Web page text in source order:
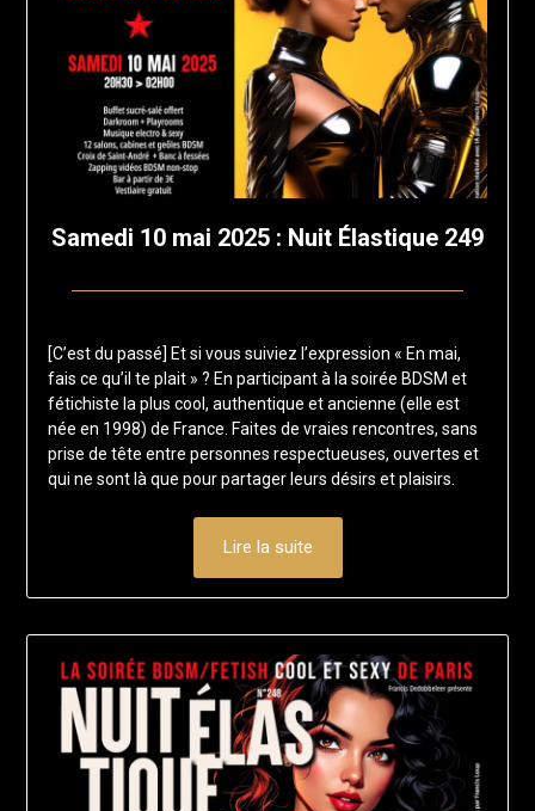
Samedi 10 mai 2025 : Nuit Élastique 249
12
mars
2025
loup
[C’est du passé] Et si vous suiviez l’expression « En mai,
fais ce qu’il te plait » ? En participant à la soirée BDSM et
fétichiste la plus cool, authentique et ancienne (elle est
née en 1998) de France. Faites de vraies rencontres, sans
prise de tête entre personnes respectueuses, ouvertes et
qui ne sont là que pour partager leurs désirs et plaisirs.
Lire la suite